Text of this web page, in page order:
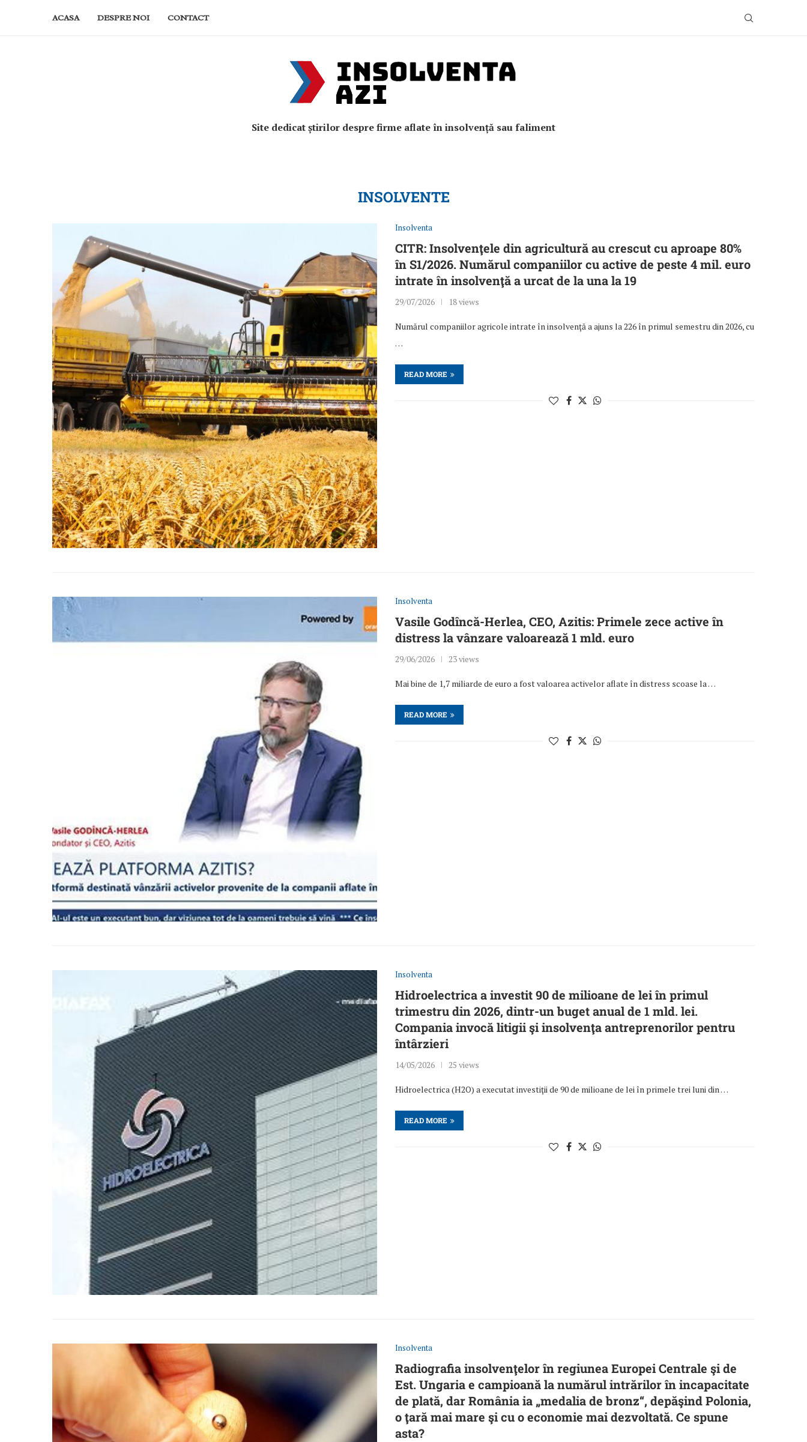
ACASA DESPRE NOI CONTACT
Site dedicat știrilor despre firme aflate în insolvență sau faliment
INSOLVENTE
Insolventa
CITR: Insolvenţele din agricultură au crescut cu aproape 80%
în S1/2026. Numărul companiilor cu active de peste 4 mil. euro
intrate în insolvenţă a urcat de la una la 19
29/07/2026 18 views
Numărul companiilor agricole intrate în insolvenţă a ajuns la 226 în primul semestru din 2026, cu
…
READ MORE
Insolventa
Vasile Godîncă-Herlea, CEO, Azitis: Primele zece active în
distress la vânzare valoarează 1 mld. euro
29/06/2026 23 views
Mai bine de 1,7 miliarde de euro a fost valoarea activelor aflate în distress scoase la …
READ MORE
Insolventa
Hidroelectrica a investit 90 de milioane de lei în primul
trimestru din 2026, dintr-un buget anual de 1 mld. lei.
Compania invocă litigii şi insolvenţa antreprenorilor pentru
întârzieri
14/05/2026 25 views
Hidroelectrica (H2O) a executat investiţii de 90 de milioane de lei în primele trei luni din …
READ MORE
Insolventa
Radiografia insolvenţelor în regiunea Europei Centrale şi de
Est. Ungaria e campioană la numărul intrărilor în incapacitate
de plată, dar România ia „medalia de bronz“, depăşind Polonia,
o ţară mai mare şi cu o economie mai dezvoltată. Ce spune
asta?